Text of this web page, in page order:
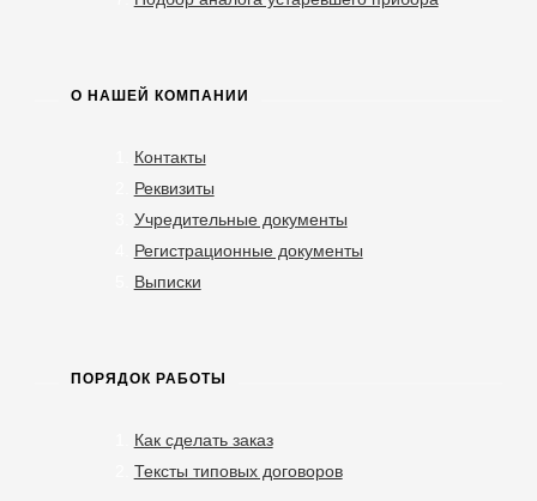
О НАШЕЙ КОМПАНИИ
Контакты
Реквизиты
Учредительные документы
Регистрационные документы
Выписки
ПОРЯДОК РАБОТЫ
Как сделать заказ
Тексты типовых договоров